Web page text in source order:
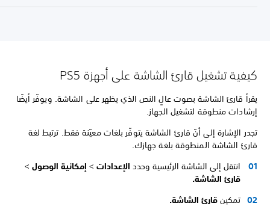
كيفية تشغيل قارئ الشاشة على أجهزة PS5
يقرأ قارئ الشاشة بصوت عالٍ النص الذي يظهر على الشاشة. ويوفّر أيضًا
إرشادات منطوقة لتشغيل الجهاز.
تجدر الإشارة إلى أنّ قارئ الشاشة يتوفّر بلغات معيّنة فقط. ترتبط لغة
قارئ الشاشة المنطوقة بلغة جهازك.
انتقل إلى الشاشة الرئيسية وحددالإعدادات>إمكانية الوصول>
قارئ الشاشة.
تمكينقارئ الشاشة.